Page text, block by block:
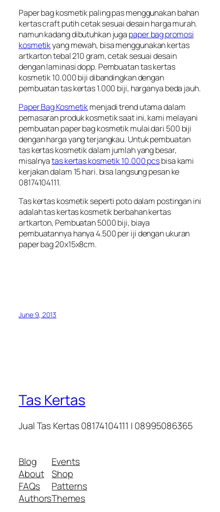
Paper bag kosmetik paling pas menggunakan bahan
kertas craft putih cetak sesuai desain harga murah.
namun kadang dibutuhkan juga paper bag promosi
kosmetikyang mewah, bisa menggunakan kertas
artkarton tebal 210 gram, cetak sesuai desain
dengan laminasi dopp. Pembuatan tas kertas
kosmetik 10.000 biji dibandingkan dengan
pembuatan tas kertas 1.000 biji, harganya beda jauh.
Paper Bag Kosmetikmenjadi trend utama dalam
pemasaran produk kosmetik saat ini, kami melayani
pembuatan paper bag kosmetik mulai dari 500 biji
dengan harga yang terjangkau. Untuk pembuatan
tas kertas kosmetik dalam jumlah yang besar,
misalnyatas kertas kosmetik 10.000 pcsbisa kami
kerjakan dalam 15 hari. bisa langsung pesan ke
08174104111.
Tas kertas kosmetik seperti poto dalam postingan ini
adalah tas kertas kosmetik berbahan kertas
artkarton, Pembuatan 5000 biji, biaya
pembuatannya hanya 4.500 per iji dengan ukuran
paper bag 20x15x8cm.
June 9, 2013
Tas Kertas
Jual Tas Kertas 08174104111 | 08995086365
Blog
About
FAQs
Authors
Events
Shop
Patterns
Themes